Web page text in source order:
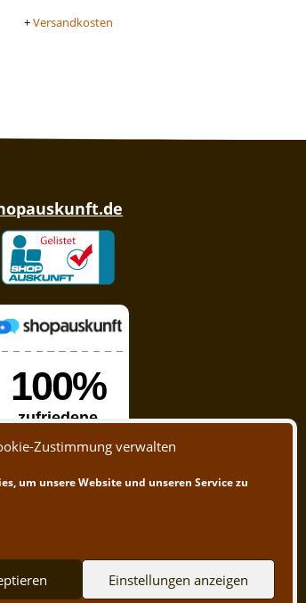
Zustimmung verwalten
um unsere Website und unseren Service zu
Einstellungen anzeigen
+Versandkosten